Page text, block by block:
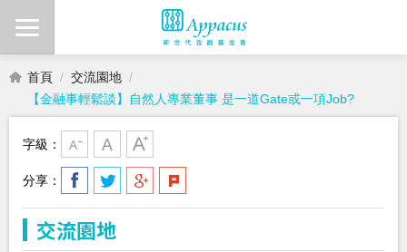
首頁
交流園地
【金融事輕鬆談】自然人專業董事 是一道Gate或一項Job?
字級：
分享：
交流園地